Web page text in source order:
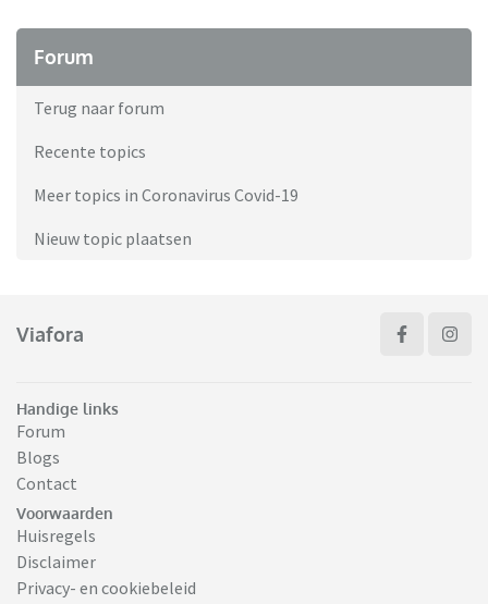
Forum
Terug naar forum
Recente topics
Meer topics in Coronavirus Covid-19
Nieuw topic plaatsen
Viafora
Handige links
Forum
Blogs
Contact
Voorwaarden
Huisregels
Disclaimer
Privacy- en cookiebeleid